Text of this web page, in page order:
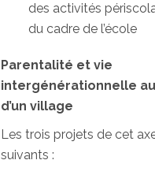
des activités
du cadre de l’école
Parentalité et vie
intergénérationnelle
d’un village
Les trois projets de cet
suivants :